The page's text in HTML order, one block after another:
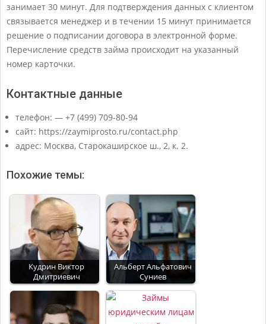
занимает 30 минут. Для подтверждения данных с клиентом
связывается менеджер и в течении 15 минут принимается
решение о подписании договора в электронной форме.
Перечисление средств займа происходит на указанный
номер карточки.
Контактные данные
телефон: — +7 (499) 709-80-94
сайт: https://zaymiprosto.ru/contact.php
адрес: Москва, Старокаширское ш., 2, к. 2.
Похожие темы:
Кудрин Виктор
Дмитриевич
Альберт Альфатович
Суниев